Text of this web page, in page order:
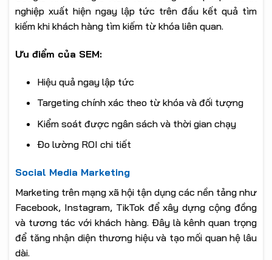
nghiệp xuất hiện ngay lập tức trên đầu kết quả tìm
kiếm khi khách hàng tìm kiếm từ khóa liên quan.
Ưu điểm của SEM:
Hiệu quả ngay lập tức
Targeting chính xác theo từ khóa và đối tượng
Kiểm soát được ngân sách và thời gian chạy
Đo lường ROI chi tiết
Social Media Marketing
Marketing trên mạng xã hội tận dụng các nền tảng như
Facebook, Instagram, TikTok để xây dựng cộng đồng
và tương tác với khách hàng. Đây là kênh quan trọng
để tăng nhận diện thương hiệu và tạo mối quan hệ lâu
dài.